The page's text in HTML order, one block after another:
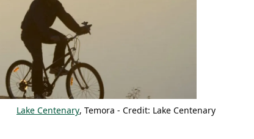
Lake Centenary, Temora - Credit: Lake Centenary